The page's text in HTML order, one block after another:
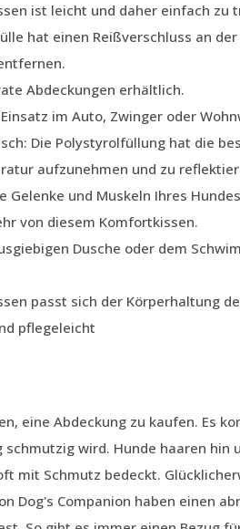
ist leicht und daher einfach zu
hat einen Reißverschluss an
Abdeckungen erhältlich.
im Auto, Zwinger oder
Die Polystyrolfüllung hat die
aufzunehmen und zu
Gelenke und Muskeln Ihres
von diesem Komfortkissen.
Dusche oder dem
passt sich der Körperhaltung
pflegeleicht
eine Abdeckung zu kaufen. Es
schmutzig wird. Hunde haaren hin
mit Schmutz bedeckt.
Dog's Companion haben einen